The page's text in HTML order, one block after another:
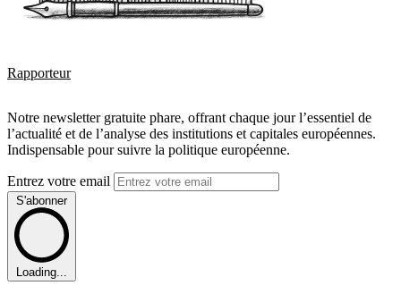
Rapporteur
Notre newsletter gratuite phare, offrant chaque jour l’essentiel de
l’actualité et de l’analyse des institutions et capitales européennes.
Indispensable pour suivre la politique européenne.
Entrez votre email
S'abonner
Loading...